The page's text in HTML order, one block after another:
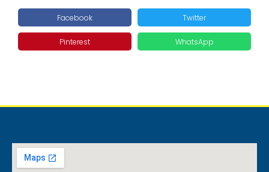
Facebook Twitter
Pinterest WhatsApp